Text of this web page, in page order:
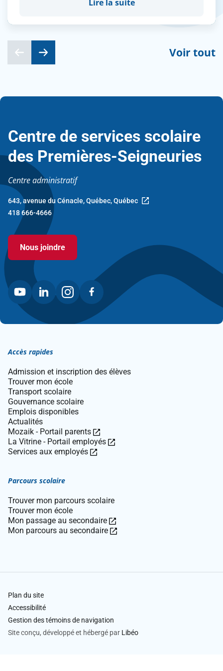
Lire la suite
Voir tout
Centre de services scolaire
des Premières-Seigneuries
Centre administratif
643, avenue du Cénacle, Québec, Québec
Ce
lien
ouvre
nouvelle
418 666-4666
Nous joindre
Accès rapides
Admission et inscription des élèves
Trouver mon école
Transport scolaire
Gouvernance scolaire
Emplois disponibles
Actualités
Mozaik - Portail parents
Ce
lien
La Vitrine - Portail employés
Ce
Services aux employés
Ce
nouvelle
Parcours scolaire
Trouver mon parcours scolaire
Trouver mon école
Mon passage au secondaire
Ce
lien
Mon parcours au secondaire
Ce
Plan du site
Accessibilité
Gestion des témoins de navigation
Site conçu, développé et hébergé par Libéo